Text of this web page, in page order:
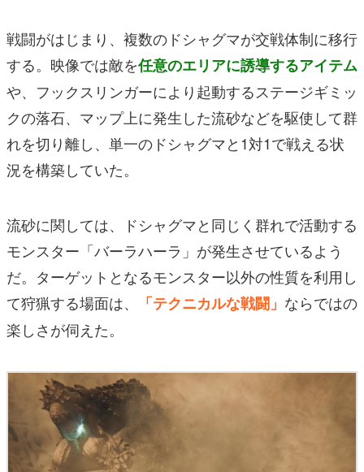
戦闘がはじまり、複数のドシャグマが交戦体制に移行
する。映像では敵を任意のエリアに誘導するアイテム
や、フックスリンガーにより起動するステージギミッ
クの落石、マップ上に発生した流砂などを駆使して群
れを切り離し、単一のドシャグマと1対1で戦える状
況を構築していた。
流砂に関しては、ドシャグマと同じく群れで活動する
モンスター「バーラハーラ」が発生させているよう
だ。ターゲットとなるモンスター以外の性質を利用し
て狩猟する場面は、
「テクニカルな戦闘」 ならではの
楽しさが伺えた。